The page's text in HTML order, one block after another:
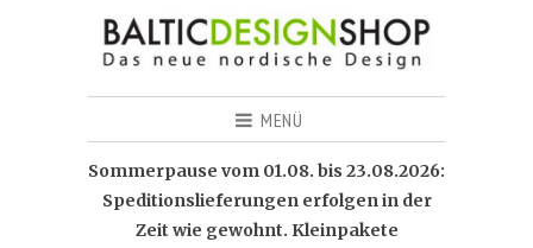
MENÜ
Sommerpause vom 01.08. bis 23.08.2026:
Speditionslieferungen erfolgen in der
Zeit wie gewohnt. Kleinpakete